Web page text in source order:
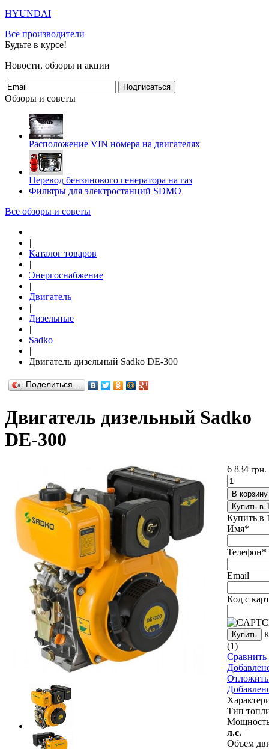
HYUNDAI
Все производители
Будьте в курсе!
Новости, обзоры и акции
Подписаться
Обзоры и советы
Расположение VIN номера на двигателях
Перевод бензинового генератора на газ
Фильтры для электростанций SDMO
Все обзоры и советы
|
Каталог товаров
|
Энергоснабжение
|
Двигатель
|
Дизельные
|
Sadko
|
Двигатель дизельный Sadko DE-300
Поделиться…
Двигатель дизельный Sadko
DE-300
6 834 грн.
В корзину
Купить в
Купить в
Имя*
Телефон*
Email
Код с
Купить
(1)
Сравнить
Отложить
Тип
Мощность
л.с.
Объем